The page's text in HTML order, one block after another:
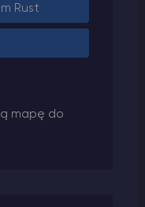
Rust
mapę do